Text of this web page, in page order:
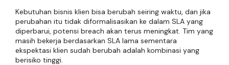
Kebutuhan bisnis klien bisa berubah seiring waktu, dan jika
perubahan itu tidak diformalisasikan ke dalam SLA yang
diperbarui, potensi breach akan terus meningkat. Tim yang
masih bekerja berdasarkan SLA lama sementara
ekspektasi klien sudah berubah adalah kombinasi yang
berisiko tinggi.